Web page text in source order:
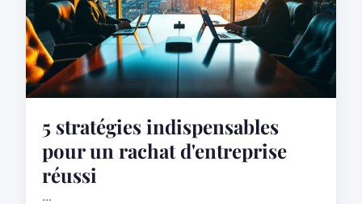
5 stratégies indispensables
pour un rachat d'entreprise
réussi
...